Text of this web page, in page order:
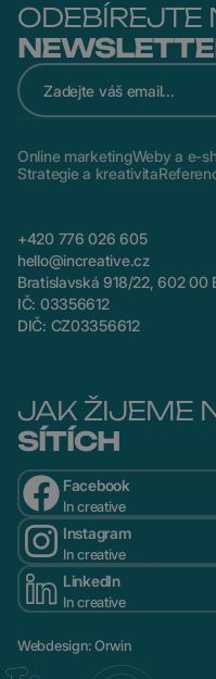
ODEBÍREJTE
Online marketingWeby a e-
Strategie a kreativita
+420 776 026 605
hello@increative.cz
Bratislavská 918/22, 602 00
IČ: 03356612
DIČ: CZ03356612
JAK ŽIJEME
SÍTÍCH
Facebook
In creative
Instagram
In creative
LinkedIn
In creative
Webdesign:Orwin